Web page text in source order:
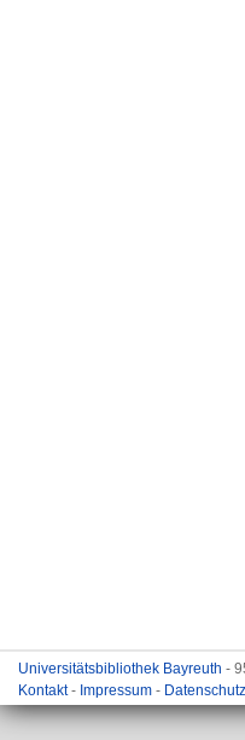
Universitätsbibliothek Bayreuth -
Kontakt- Impressum - Datenschutz